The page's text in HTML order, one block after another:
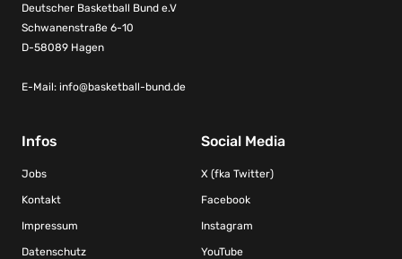
Deutscher Basketball Bund e.V
Schwanenstraße 6-10
D-58089 Hagen
E-Mail: info@basketball-bund.de
Infos
Jobs
Kontakt
Impressum
Datenschutz
Social Media
X (fka Twitter)
Facebook
Instagram
YouTube